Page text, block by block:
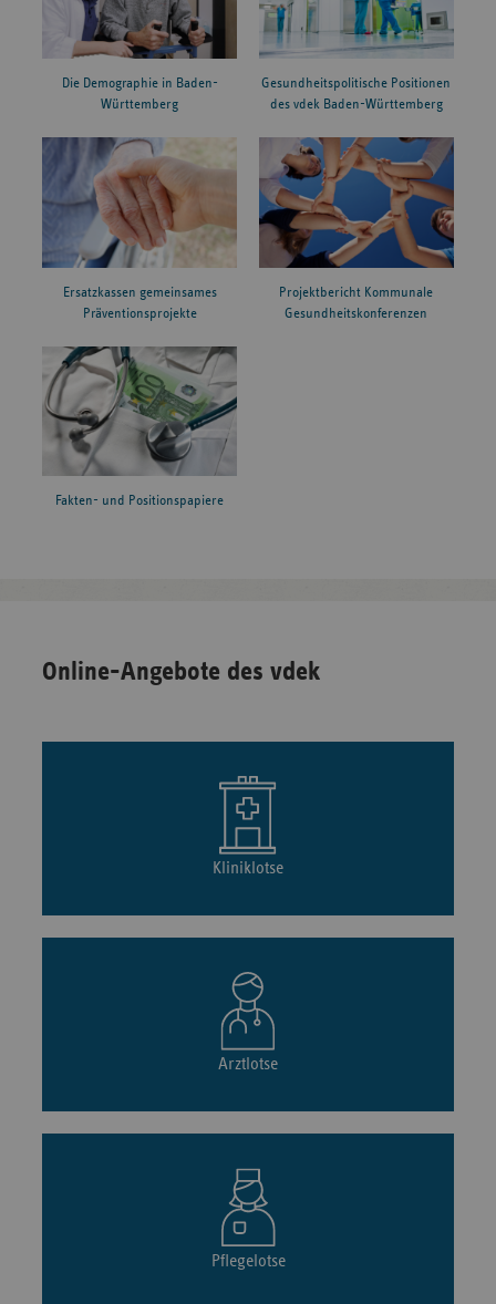
Die Demographie in Baden-
Württemberg
Gesundheitspolitische Positionen
des vdek Baden-Württemberg
Ersatzkassen gemeinsames
Präventionsprojekte
Projektbericht Kommunale
Gesundheitskonferenzen
Fakten- und Positionspapiere
Online-Angebote des vdek
Kliniklotse
Arztlotse
Pflegelotse